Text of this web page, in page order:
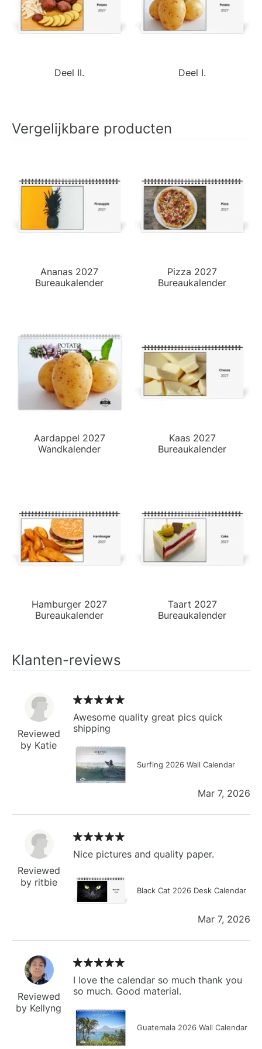
Deel II. Deel I.
Vergelijkbare producten
Ananas 2027
Bureaukalender
Pizza 2027
Bureaukalender
Aardappel 2027
Wandkalender
Kaas 2027
Bureaukalender
Hamburger 2027
Bureaukalender
Taart 2027
Bureaukalender
Klanten-reviews
Reviewed
by Katie
Awesome quality great pics quick
shipping
Surfing 2026 Wall Calendar
Mar 7, 2026
Reviewed
by ritbie
Nice pictures and quality paper.
Black Cat 2026 Desk Calendar
Mar 7, 2026
Reviewed
by Kellyng
I love the calendar so much thank you
so much. Good material.
Guatemala 2026 Wall Calendar